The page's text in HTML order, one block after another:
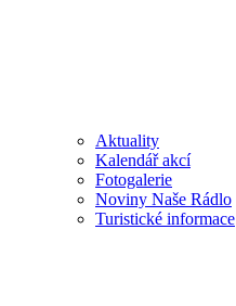
Aktuality
Kalendář akcí
Fotogalerie
Noviny Naše Rádlo
Turistické informace